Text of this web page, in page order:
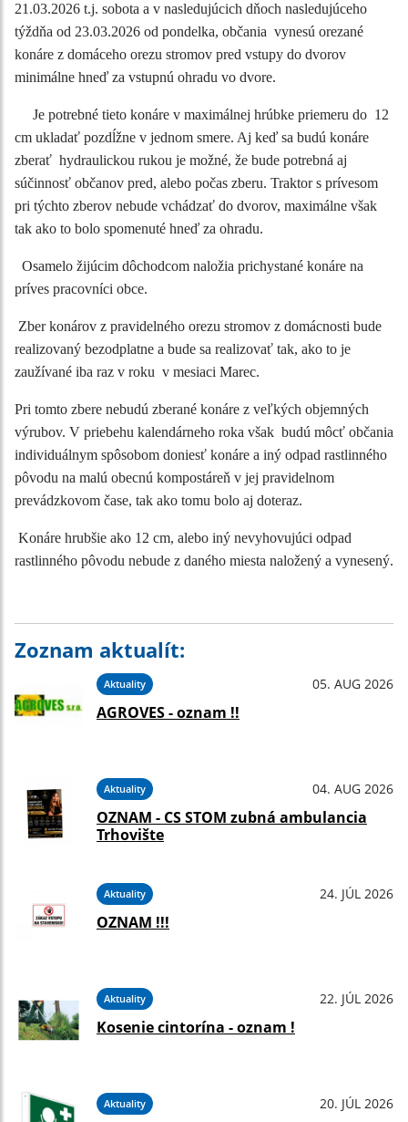
21.03.2026 t.j. sobota a v nasledujúcich dňoch nasledujúceho
týždňa od 23.03.2026 od pondelka, občania vynesú orezané
konáre z domáceho orezu stromov pred vstupy do dvorov
minimálne hneď za vstupnú ohradu vo dvore.
Je potrebné tieto konáre v maximálnej hrúbke priemeru do 12
cm ukladať pozdĺžne v jednom smere. Aj keď sa budú konáre
zberať hydraulickou rukou je možné, že bude potrebná aj
súčinnosť občanov pred, alebo počas zberu. Traktor s prívesom
pri týchto zberov nebude vchádzať do dvorov, maximálne však
tak ako to bolo spomenuté hneď za ohradu.
Osamelo žijúcim dôchodcom naložia prichystané konáre na
príves pracovníci obce.
Zber konárov z pravidelného orezu stromov z domácnosti bude
realizovaný bezodplatne a bude sa realizovať tak, ako to je
zaužívané iba raz v roku v mesiaci Marec.
Pri tomto zbere nebudú zberané konáre z veľkých objemných
výrubov. V priebehu kalendárneho roka však budú môcť občania
individuálnym spôsobom doniesť konáre a iný odpad rastlinného
pôvodu na malú obecnú kompostáreň v jej pravidelnom
prevádzkovom čase, tak ako tomu bolo aj doteraz.
Konáre hrubšie ako 12 cm, alebo iný nevyhovujúci odpad
rastlinného pôvodu nebude z daného miesta naložený a vynesený.
Zoznam aktualít:
Aktuality 05. AUG 2026
AGROVES - oznam !!
Aktuality 04. AUG 2026
OZNAM - CS STOM zubná ambulancia
Trhovište
Aktuality 24. JÚL 2026
OZNAM !!!
Aktuality 22. JÚL 2026
Kosenie cintorína - oznam !
Aktuality 20. JÚL 2026